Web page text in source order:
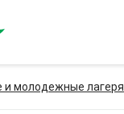
и молодежные лагеря